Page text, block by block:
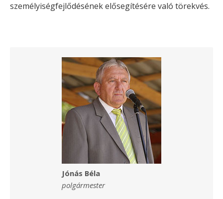
személyiségfejlődésének elősegítésére való törekvés.
Jónás Béla
polgármester